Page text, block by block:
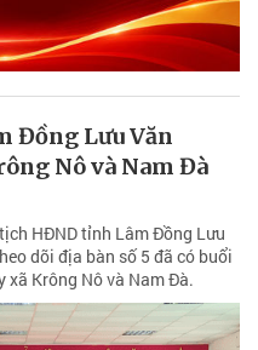
Đồng Lưu Văn
Nô và Nam Đà
HĐND tỉnh Lâm Đồng Lưu
dõi địa bàn số 5 đã có buổi
xã Krông Nô và Nam Đà.